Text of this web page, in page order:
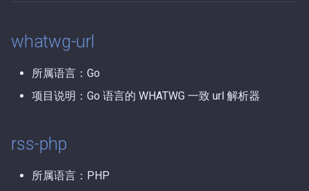
第58期（2025-12-13）.md
第57期（2025-11-18）.md
第55期（2025-11-16）.md
第54期（2025-11-15）.md
第6期（2026-04-03）.md
第5期（2026-03-15）.md
第3期（2026-01-05）.md
第2期（2026-01-04）.md
whatwg-url
所属语言：Go
项目说明：Go 语言的 WHATWG 一致 url 解析器
rss-php
所属语言：PHP